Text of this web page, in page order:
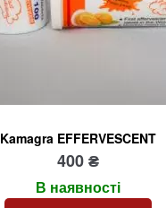
Kamagra EFFERVESCENT
400₴
В наявності